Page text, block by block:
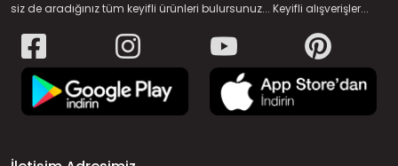
siz de aradığınız tüm keyifli ürünleri bulursunuz... Keyifli alışverişler...